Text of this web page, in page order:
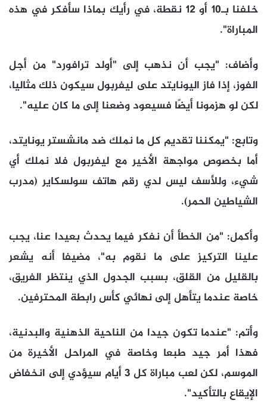
خلفنا بـ10 أو 12 نقطة، في رأيك بماذا سأفكر في هذه
المباراة".
وأضاف: "يجب أن نذهب إلى "أولد ترافورد" من أجل
الفوز، إذا فاز اليونايتد على ليفربول سيكون ذلك مثاليا،
لكن لو هزمونا أيضًا فسيعود وضعنا إلى ما كان عليه".
وتابع: "يمكننا تقديم كل ما نملك ضد مانشستر يونايتد،
أما بخصوص مواجهة الأخير مع ليفربول فلا نملك أي
شيء، وللأسف ليس لدي رقم هاتف سولسكاير (مدرب
الشياطين الحمر).
وأكمل: "من الخطأ أن نفكر فيما يحدث بعيدا عنا، يجب
علينا التركيز على ما نقوم به"، مضيفا أنه يشعر
بالقليل من القلق، بسبب الجدول الذي ينتظر الفريق،
خاصة عندما يتأهل إلى نهائي كأس رابطة المحترفين.
وأتم: "عندما تكون جيدا من الناحية الذهنية والبدنية،
فهذا أمر جيد طبعا وخاصة في المراحل الأخيرة من
الموسم، لكن لعب مباراة كل 3 أيام سيؤدي إلى انخفاض
الإيقاع بالتأكيد".